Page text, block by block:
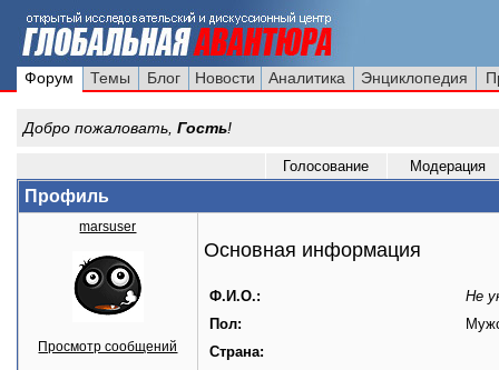
Форум Темы Блог Новости Аналитика Энциклопедия
Добро пожаловать, Гость!
Голосование Модерация
Профиль
marsuser
Просмотр сообщений
Основная информация
Ф.И.О.:
Не
Пол:
Страна: